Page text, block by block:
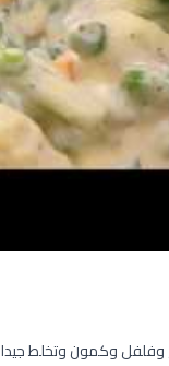
وفلفل وكمون وتخلط جيدا